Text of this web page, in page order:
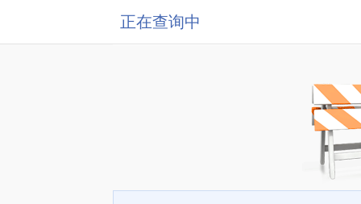
正在查询中